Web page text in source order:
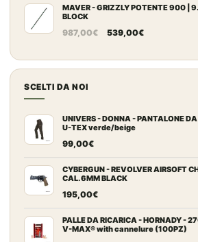
originale
89,00€.
attuale
84,00€.
MAVER - GRIZZLY POTENTE 900 |
BLOCK
987,00€
Il
originale
era:
539,00€Il
attuale
è:
SCELTI DA NOI
UNIVERS - DONNA - PANTALONE
U-TEX verde/beige
99,00€
CYBERGUN - REVOLVER AIRSOFT
CAL. 6MM BLACK
195,00€
PALLE DA RICARICA - HORNADY -
V-MAX® with cannelure (100PZ)